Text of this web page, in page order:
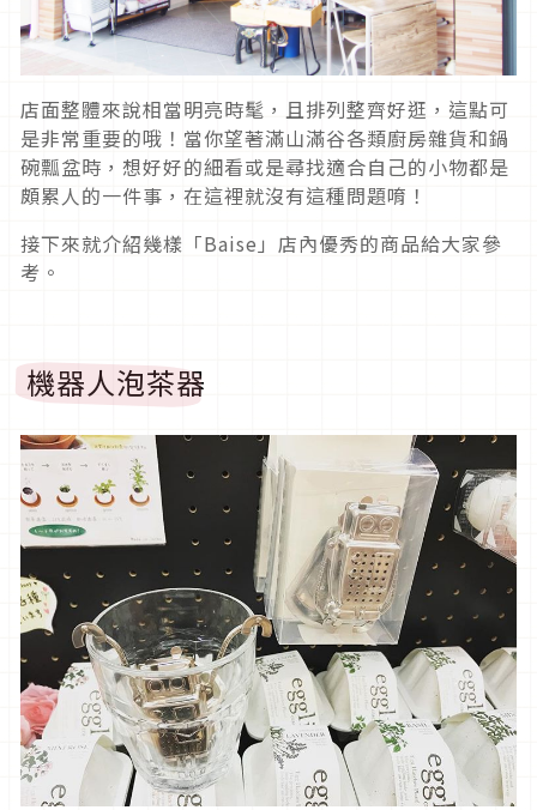
店面整體來說相當明亮時髦，且排列整齊好逛，這點可
是非常重要的哦！當你望著滿山滿谷各類廚房雜貨和鍋
碗瓢盆時，想好好的細看或是尋找適合自己的小物都是
頗累人的一件事，在這裡就沒有這種問題唷！
接下來就介紹幾樣「Baise」店內優秀的商品給大家參
考。
機器人泡茶器